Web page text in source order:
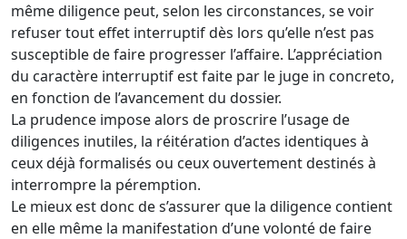
même diligence peut, selon les circonstances, se voir
refuser tout effet interruptif dès lors qu’elle n’est pas
susceptible de faire progresser l’affaire. L’appréciation
du caractère interruptif est faite par le juge in concreto,
en fonction de l’avancement du dossier.
La prudence impose alors de proscrire l’usage de
diligences inutiles, la réitération d’actes identiques à
ceux déjà formalisés ou ceux ouvertement destinés à
interrompre la péremption.
Le mieux est donc de s’assurer que la diligence contient
en elle même la manifestation d’une volonté de faire